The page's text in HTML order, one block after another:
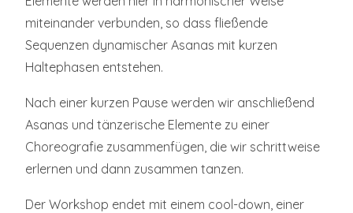
miteinander verbunden, so dass fließende
Sequenzen dynamischer Asanas mit kurzen
Haltephasen entstehen.
Nach einer kurzen Pause werden wir anschließend
Asanas und tänzerische Elemente zu einer
Choreografie zusammenfügen, die wir schrittweise
erlernen und dann zusammen tanzen.
Der Workshop endet mit einem cool-down, einer